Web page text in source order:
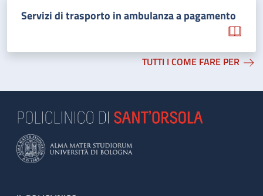
Servizi di trasporto in ambulanza a pagamento
TUTTI I COME FARE PER